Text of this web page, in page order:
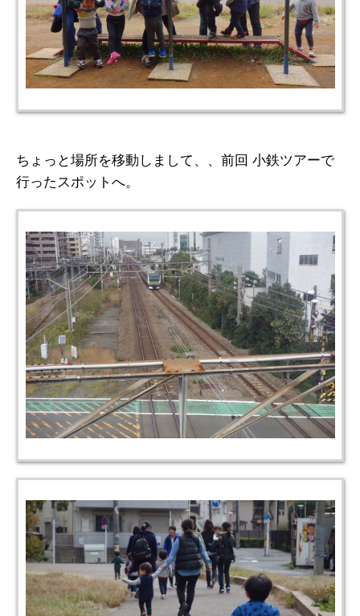
ちょっと場所を移動しまして、、前回 小鉄ツアーで
行ったスポットへ。